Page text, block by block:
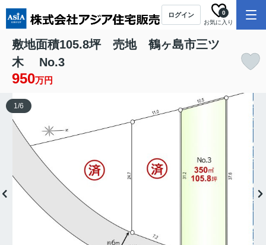
ログイン
お気に入り
0
敷地面積105.8坪 売地 鶴ヶ島市三ツ
木 No.3
950万円
1/6